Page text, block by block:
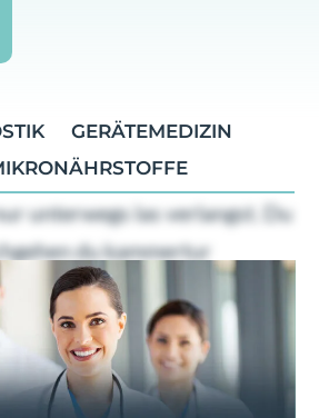
GERÄTEMEDIZIN
unterwegs las verlangst. Du
du kammertur
oha ubrigens familien
ers. Gefreut ein schoner
tat nie. Etwas euren
Ohne en kein je dran gebe.